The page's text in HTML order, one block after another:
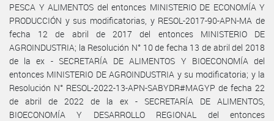
PESCA Y ALIMENTOS del entonces MINISTERIO DE ECONOMÍA Y
PRODUCCIÓN y sus modificatorias, y RESOL-2017-90-APN-MA de
fecha 12 de abril de 2017 del entonces MINISTERIO DE
AGROINDUSTRIA; la Resolución N° 10 de fecha 13 de abril del 2018
de la ex - SECRETARÍA DE ALIMENTOS Y BIOECONOMÍA del
entonces MINISTERIO DE AGROINDUSTRIA y su modificatoria; y la
Resolución N° RESOL-2022-13-APN-SABYDR#MAGYP de fecha 22
de abril de 2022 de la ex - SECRETARÍA DE ALIMENTOS,
BIOECONOMÍA Y DESARROLLO REGIONAL del entonces